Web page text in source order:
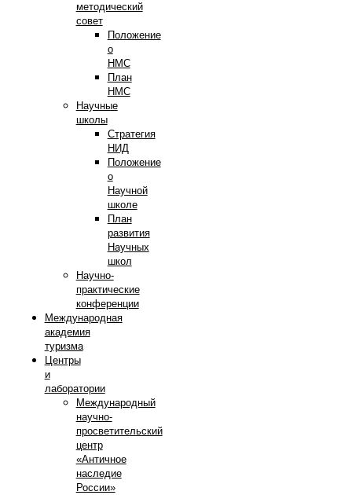
методический
совет
Положение
о
НМС
План
НМС
Научные
школы
Стратегия
НИД
Положение
о
Научной
школе
План
развития
Научных
школ
Научно-
практические
конференции
Международная
академия
туризма
Центры
и
лаборатории
Международный
научно-
просветительский
центр
«Античное
наследие
России»